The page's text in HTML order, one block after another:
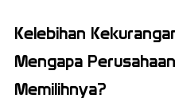
Kelebihan
Mengapa Perusahaan
Memilihnya?